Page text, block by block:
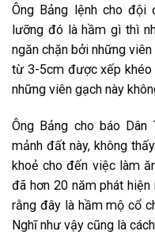
Ông Bảng lệnh cho
lưỡng đó là hầm gì thì
ngăn chặn bởi những
từ 3-5cm được xếp
những viên gạch này
Ông Bảng cho báo
mảnh đất này, không
khoẻ cho đến việc làm
đã hơn 20 năm phát
rằng đây là hầm mộ cổ
Nghĩ như vậy cũng là